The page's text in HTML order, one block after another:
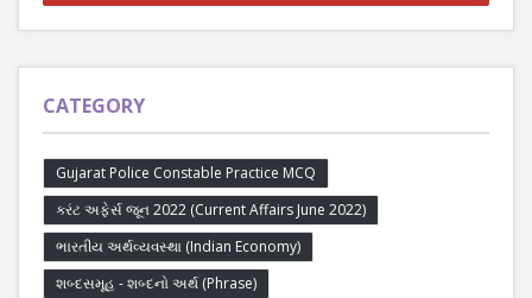
CATEGORY
Gujarat Police Constable Practice MCQ
કરંટ અફેર્સ જૂન 2022 (Current Affairs June 2022)
ભારતીય અર્થવ્યવસ્થા (Indian Economy)
શબ્દસમૂહ - શબ્દનો અર્થ (Phrase)